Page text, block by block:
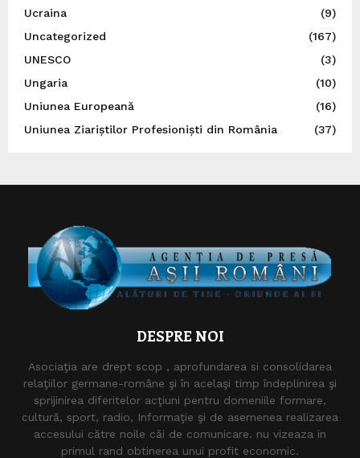
Ucraina
(9)
Uncategorized
(167)
UNESCO
(3)
Ungaria
(10)
Uniunea Europeană
(16)
Uniunea Ziariștilor Profesioniști din România
(37)
DESPRE NOI
Asociaţia are drept scop , aprofundarea si consolidarea
relaţiilor germane-române şi în acelaşi timp îndeplinirea şi
sprijinirea diferitelor acţiuni pentru domeniile formare,
cultură, sport, radio, Informaţie şi de asemenea realizarea
accesului către noile căi de comunicare. nu vizeaza in
primul rand obtinerea unui profit economic.